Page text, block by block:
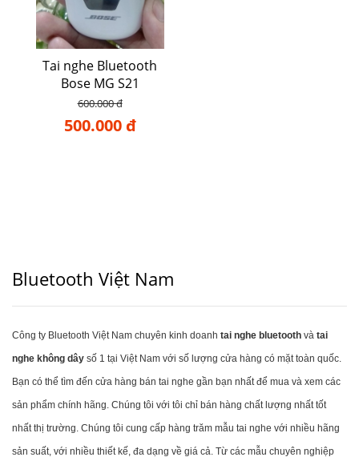
Tai nghe Bluetooth
Bose MG S21
600.000 đ
500.000 đ
Bluetooth Việt Nam
Công ty Bluetooth Việt Nam chuyên kinh doanh tai nghe bluetooth và tai
nghe không dây số 1 tại Việt Nam với số lượng cửa hàng có mặt toàn quốc.
Bạn có thể tìm đến cửa hàng bán tai nghe gần bạn nhất để mua và xem các
sản phẩm chính hãng. Chúng tôi với tôi chỉ bán hàng chất lượng nhất tốt
nhất thị trường. Chúng tôi cung cấp hàng trăm mẫu tai nghe với nhiều hãng
sản suất, với nhiều thiết kế, đa dạng về giá cả. Từ các mẫu chuyên nghiệp